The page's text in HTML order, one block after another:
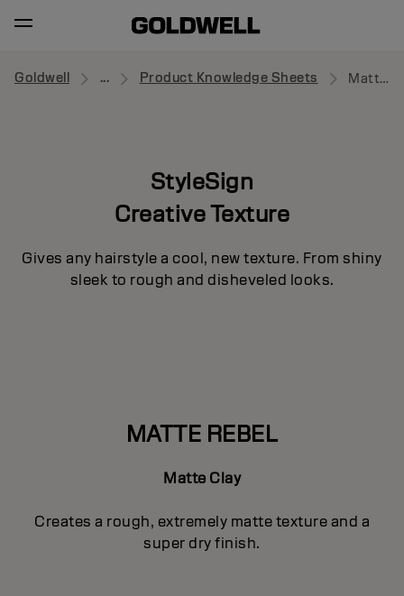
Goldwell ... Product Knowledge Sheets Matte Rebel
StyleSign
Creative Texture
Gives any hairstyle a cool, new texture. From shiny
sleek to rough and disheveled looks.
MATTE REBEL
Matte Clay
Creates a rough, extremely matte texture and a
super dry finish.